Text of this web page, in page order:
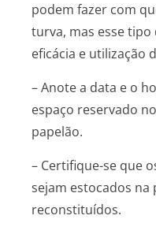
podem fazer com
turva, mas esse
eficácia e utilização
– Anote a data e o
espaço reservado
papelão.
– Certifique-se que
sejam estocados na
reconstituídos.